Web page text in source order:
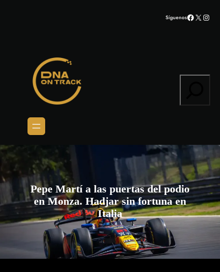
SíguenosFacebook
X
Pepe Martí a las puertas del podio
en Monza. Hadjar sin fortuna en
Italia